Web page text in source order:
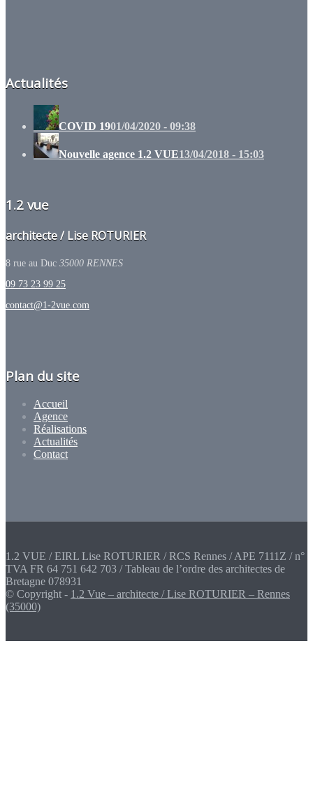
Actualités
COVID 1901/04/2020 - 09:38
Nouvelle agence 1.2 VUE13/04/2018 - 15:03
1.2 vue
architecte / Lise ROTURIER
8 rue au Duc 35000 RENNES
09 73 23 99 25
contact@1-2vue.com
Plan du site
Accueil
Agence
Réalisations
Actualités
Contact
1.2 VUE / EIRL Lise ROTURIER / RCS Rennes / APE 7111Z / n°
TVA FR 64 751 642 703 / Tableau de l’ordre des architectes de
Bretagne 078931
© Copyright - 1.2 Vue – architecte / Lise ROTURIER – Rennes
(35000)